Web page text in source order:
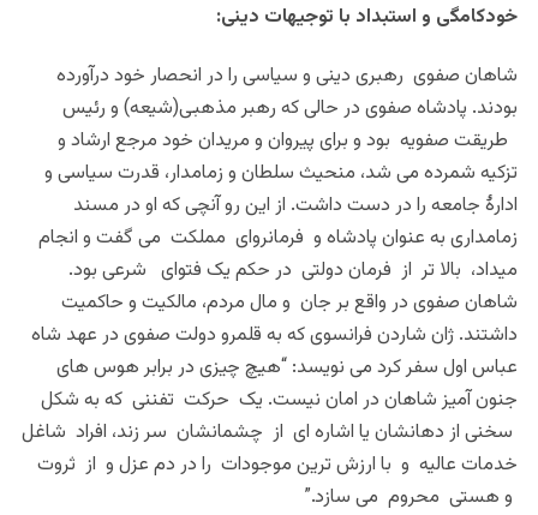
خودکامگی و استبداد با توجیهات دینی:
شاهان صفوی رهبری دینی و سیاسی را در انحصار خود درآورده
بودند. پادشاه صفوی در حالی که رهبر مذهبی(شیعه) و رئیس
طریقت صفویه بود و برای پیروان و مریدان خود مرجع ارشاد و
تزکیه شمرده می شد، منحیث سلطان و زمامدار، قدرت سیاسی و
ادارۀ جامعه را در دست داشت. از این رو آنچی که او در مسند
زمامداری به عنوان پادشاه و فرمانروای مملکت می گفت و انجام
میداد، بالا تر از فرمان دولتی در حکم یک فتوای شرعی بود.
شاهان صفوی در واقع بر جان و مال مردم، مالکیت و حاکمیت
داشتند. ژان شاردن فرانسوی که به قلمرو دولت صفوی در عهد شاه
عباس اول سفر کرد می نویسد: “هیچ چیزی در برابر هوس های
جنون آمیز شاهان در امان نیست. یک حرکت تفننی که به شکل
سخنی از دهانشان یا اشاره ای از چشمانشان سر زند، افراد شاغل
خدمات عالیه و با ارزش ترین موجودات را در دم عزل و از ثروت
و هستی محروم می سازد.”